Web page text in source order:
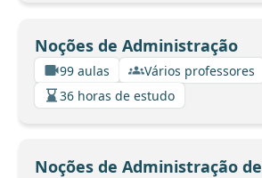
Noções de Administração
99 aulas
Vários professores
36 horas de estudo
Noções de Administração de